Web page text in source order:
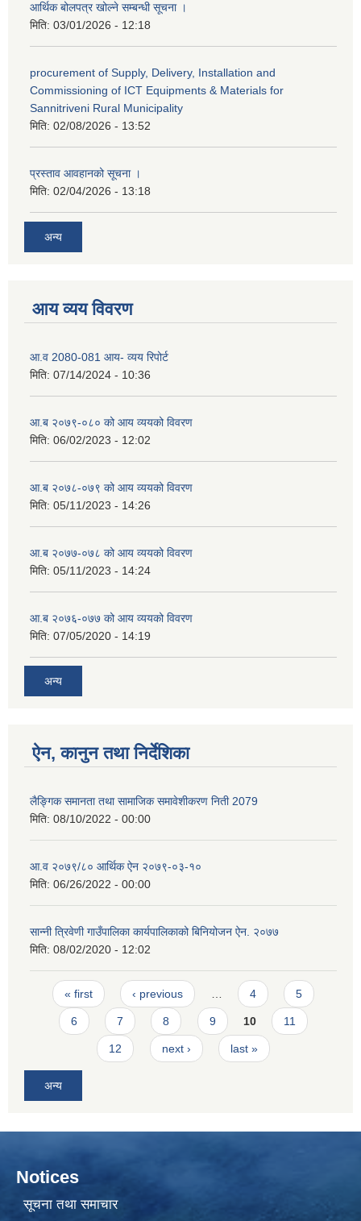
आर्थिक बोलपत्र खोल्ने सम्बन्धी सूचना ।
मिति: 03/01/2026 - 12:18
procurement of Supply, Delivery, Installation and
Commissioning of ICT Equipments & Materials for
Sannitriveni Rural Municipality
मिति: 02/08/2026 - 13:52
प्रस्ताव आवहानको सूचना ।
मिति: 02/04/2026 - 13:18
अन्य
आय व्यय विवरण
आ.व 2080-081 आय- व्यय रिपोर्ट
मिति: 07/14/2024 - 10:36
आ.ब २०७९-०८० को आय व्ययको विवरण
मिति: 06/02/2023 - 12:02
आ.ब २०७८-०७९ को आय व्ययको विवरण
मिति: 05/11/2023 - 14:26
आ.ब २०७७-०७८ को आय व्ययको विवरण
मिति: 05/11/2023 - 14:24
आ.ब २०७६-०७७ को आय व्ययको विवरण
मिति: 07/05/2020 - 14:19
अन्य
ऐन, कानुन तथा निर्देशिका
लैङ्गिक समानता तथा सामाजिक समावेशीकरण निती 2079
मिति: 08/10/2022 - 00:00
आ.व २०७९/८० आर्थिक ऐन २०७९-०३-१०
मिति: 06/26/2022 - 00:00
सान्नी त्रिवेणी गाउँपालिका कार्यपालिकाको बिनियोजन ऐन. २०७७
मिति: 08/02/2020 - 12:02
Pages
« first ‹ previous 4 5
6 7 8 9 10 11
12 next › last »
अन्य
Notices
सूचना तथा समाचार